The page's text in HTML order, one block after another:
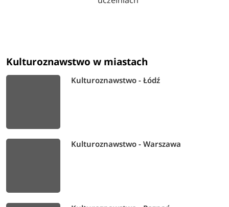
Kulturoznawstwo w miastach
Kulturoznawstwo - Łódź
Kulturoznawstwo - Warszawa